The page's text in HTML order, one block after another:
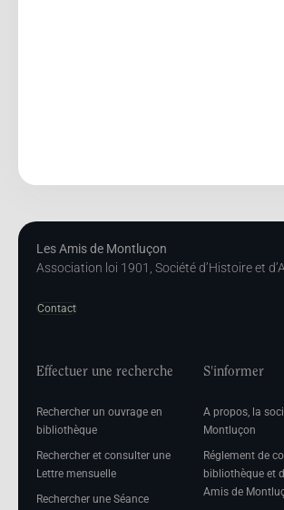
Les Amis de Montluçon
Association loi 1901, Société d’Histoire et
Contact
Effectuer une recherche
Rechercher un ouvrage en
bibliothèque
Rechercher et consulter une
Lettre mensuelle
Rechercher une Séance
S'informer
A propos, la
Montluçon
Réglement de
bibliothèque et
Amis de